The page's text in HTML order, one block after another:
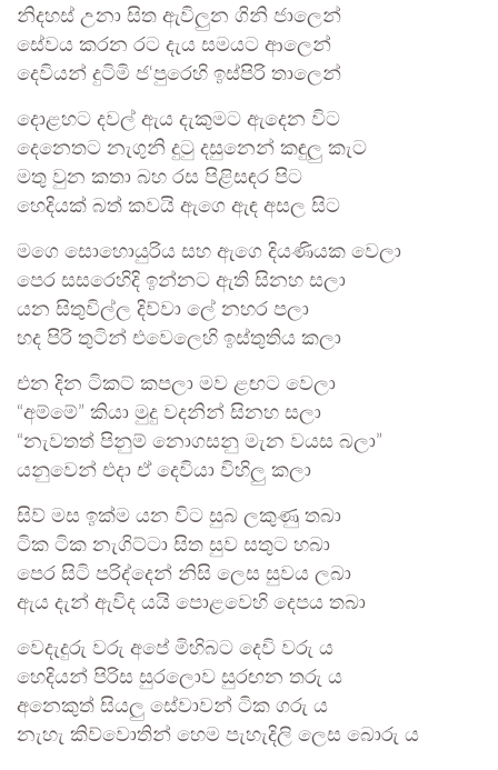
නිදහස් උනා සිත ඇවිලුන ගිනි ජාලෙන්
සේවය කරන රට දැය සමයට ආලෙන්
දෙවියන් දුටිමි ජ‘පුරෙහි ඉස්පිරි තාලෙන්
දොළහට දවල් ඇය දැකුමට ඇදෙන විට
දෙනෙතට නැගුනි දුටු දසුනෙන් කඳුලු කැට
මතු වුන කතා බහ රස පිළිසඳර පිට
හෙදියක් බත් කවයි ඇගෙ ඇඳ අසල සිට
මගෙ සොහොයුරිය සහ ඇගෙ දියණියක වෙලා
පෙර සසරෙහිදි ඉන්නට ඇති සිනහ සලා
යන සිතුවිල්ල දිව්වා ලේ නහර පලා
හද පිරි තුටින් එවෙලෙහි ඉස්තුතිය කලා
එන දින ටිකට් කපලා මව ළඟට වෙලා
“අම්මේ” කියා මුදු වදනින් සිනහ සලා
“නැවතත් පිනුම් නොගසනු මැන වයස බලා”
යනුවෙන් එදා ඒ දෙවියා විහිලු කලා
සිව් මස ඉක්ම යන විට සුබ ලකුණු තබා
ටික ටික නැගිට්ටා සිත සුව සතුට හබා
පෙර සිටි පරිද්දෙන් නිසි ලෙස සුවය ලබා
ඇය දැන් ඇවිද යයි පොළවෙහි දෙපය තබා
වෙදැදුරු වරු අපේ මිහිබට දෙවි වරු ය
හෙදියන් පිරිස සුරලොව සුරඟන තරු ය
අනෙකුත් සියලු සේවාවන් ටික ගරු ය
නැහැ කිව්වොතින් හෙම පැහැදිලි ලෙස බොරු ය